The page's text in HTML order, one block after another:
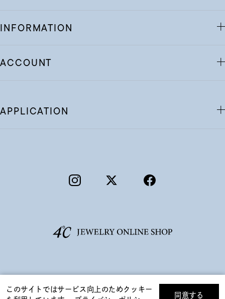
INFORMATION
ACCOUNT
APPLICATION
このサイトではサービス向上のためクッキー
同意する